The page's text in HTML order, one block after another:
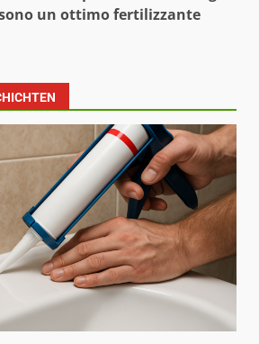
un ottimo fertilizzante